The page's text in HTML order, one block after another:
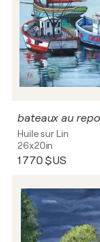
bateaux au
Huile sur Lin
26x20in
1 770 $US